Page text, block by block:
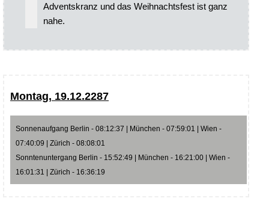
Adventskranz und das Weihnachtsfest ist ganz
nahe.
Montag, 19.12.2287
Sonnenaufgang Berlin - 08:12:37 | München - 07:59:01 | Wien -
07:40:09 | Zürich - 08:08:01
Sonntenuntergang Berlin - 15:52:49 | München - 16:21:00 | Wien -
16:01:31 | Zürich - 16:36:19